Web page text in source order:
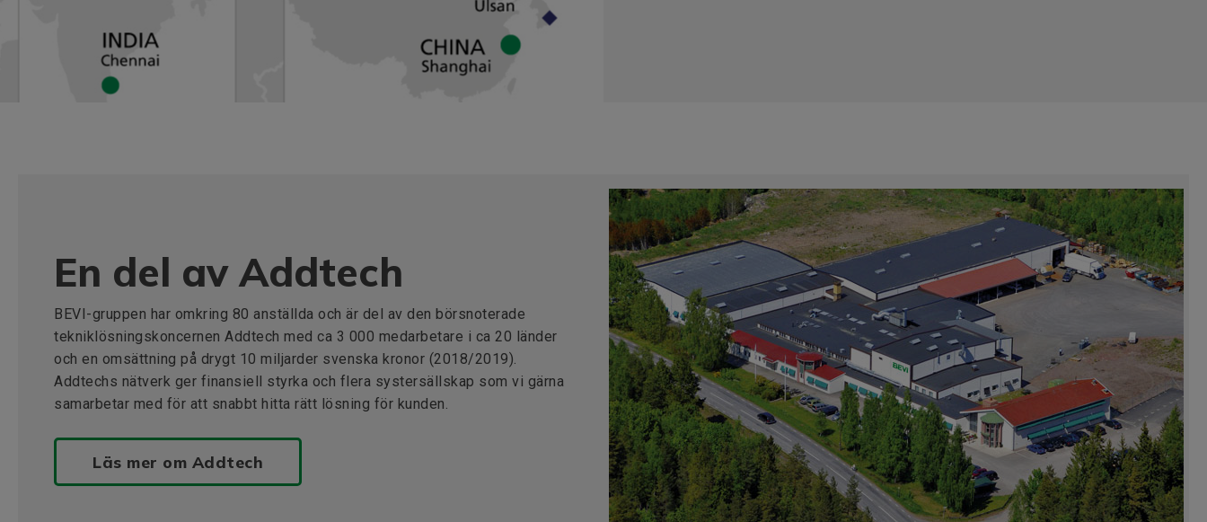
En del av Addtech
BEVI-gruppen har omkring 80 anställda och är del av den börsnoterade
tekniklösningskoncernen Addtech med ca 3 000 medarbetare i ca 20 länder
och en omsättning på drygt 10 miljarder svenska kronor (2018/2019).
Addtechs nätverk ger finansiell styrka och flera systersällskap som vi gärna
samarbetar med för att snabbt hitta rätt lösning för kunden.
Läs mer om Addtech